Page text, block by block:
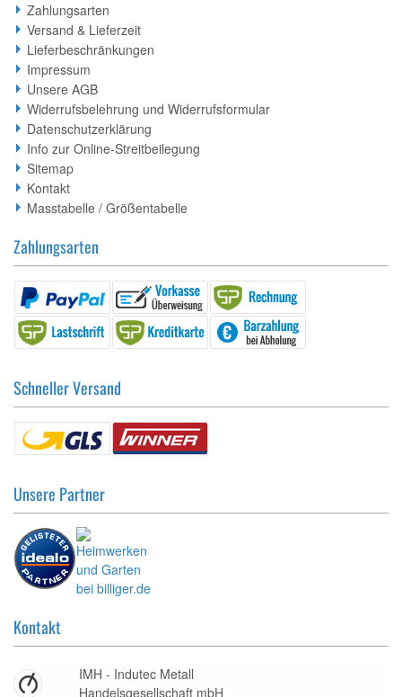
Zahlungsarten
Versand & Lieferzeit
Lieferbeschränkungen
Impressum
Unsere AGB
Widerrufsbelehrung und Widerrufsformular
Datenschutzerklärung
Info zur Online-Streitbeilegung
Sitemap
Kontakt
Masstabelle / Größentabelle
Zahlungsarten
Schneller Versand
Unsere Partner
Kontakt
IMH - Indutec Metall
Handelsgesellschaft mbH